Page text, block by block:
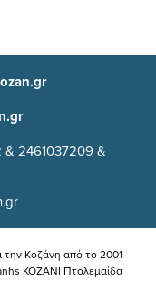
& 2461037209 &
Kοζάνη από το 2001 —
KOZANI Πτολεμαίδα